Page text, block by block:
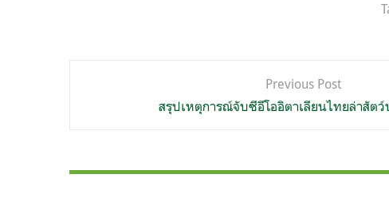
Previous Post
สรุปเหตุการณ์จับซีอีโออิตาเลียนไทยล่าสัต